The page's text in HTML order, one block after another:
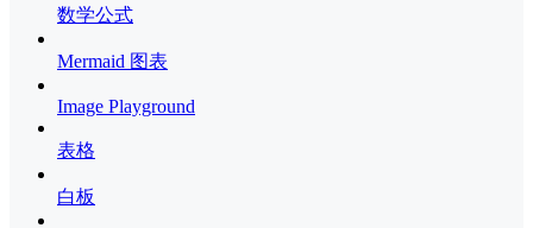
数学公式
Mermaid 图表
Image Playground
表格
白板